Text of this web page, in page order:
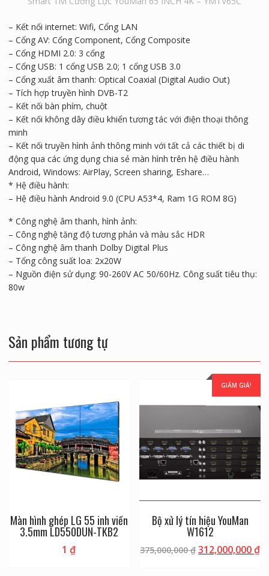
– Kết nối internet: Wifi, Cổng LAN
– Cổng AV: Cổng Component, Cổng Composite
– Cổng HDMI 2.0: 3 cổng
– Cổng USB: 1 cổng USB 2.0; 1 cổng USB 3.0
– Cổng xuất âm thanh: Optical Coaxial (Digital Audio Out)
– Tích hợp truyền hình DVB-T2
– Kết nối bàn phím, chuột
– Kết nối không dây điều khiển tương tác với điện thoại thông
minh
– Kết nối truyền hình ảnh thông minh với tất cả các thiết bị di
động qua các ứng dụng chia sẻ màn hình trên hệ điều hành
Android, Windows: AirPlay, Screen sharing, Eshare…
* Hệ điều hành:
– Hệ điều hành Android 9.0 (CPU A53*4, Ram 1G ROM 8G)
* Công nghệ âm thanh, hình ảnh:
– Công nghệ tăng độ tương phản và màu sắc HDR
– Công nghệ âm thanh Dolby Digital Plus
– Tổng công suất loa: 2x20W
– Nguồn điện sử dụng: 90-260V AC 50/60Hz. Công suất tiêu thụ:
80w
Sản phẩm tương tự
Màn hình ghép LG 55 inh viền
3.5mm LD550DUN-TKB2
1₫
GIẢM GIÁ!
Bộ xử lý tín hiệu YouMan
W1612
375,000,000₫ 312,000,000₫